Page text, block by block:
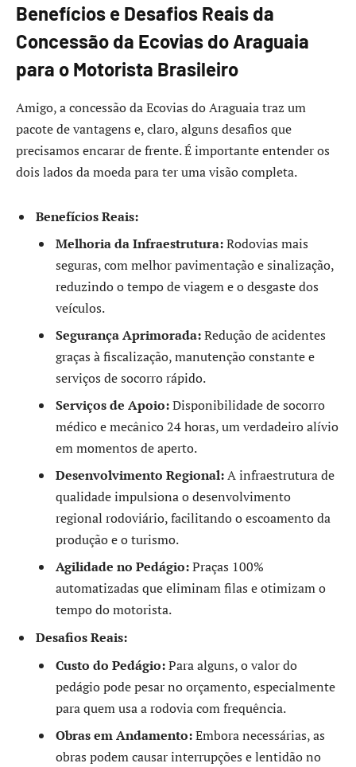
Benefícios e Desafios Reais da
Concessão da Ecovias do Araguaia
para o Motorista Brasileiro
Amigo, a concessão da Ecovias do Araguaia traz um
pacote de vantagens e, claro, alguns desafios que
precisamos encarar de frente. É importante entender os
dois lados da moeda para ter uma visão completa.
Benefícios Reais:
Melhoria da Infraestrutura:Rodovias mais
seguras, com melhor pavimentação e sinalização,
reduzindo o tempo de viagem e o desgaste dos
veículos.
Segurança Aprimorada:Redução de acidentes
graças à fiscalização, manutenção constante e
serviços de socorro rápido.
Serviços de Apoio:Disponibilidade de socorro
médico e mecânico 24 horas, um verdadeiro alívio
em momentos de aperto.
Desenvolvimento Regional:A infraestrutura de
qualidade impulsiona o desenvolvimento
regional rodoviário, facilitando o escoamento da
produção e o turismo.
Agilidade no Pedágio:Praças 100%
automatizadas que eliminam filas e otimizam o
tempo do motorista.
Desafios Reais:
Custo do Pedágio:Para alguns, o valor do
pedágio pode pesar no orçamento, especialmente
para quem usa a rodovia com frequência.
Obras em Andamento:Embora necessárias, as
obras podem causar interrupções e lentidão no